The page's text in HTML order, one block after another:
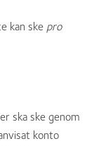
kan ske pro
ska ske genom
konto